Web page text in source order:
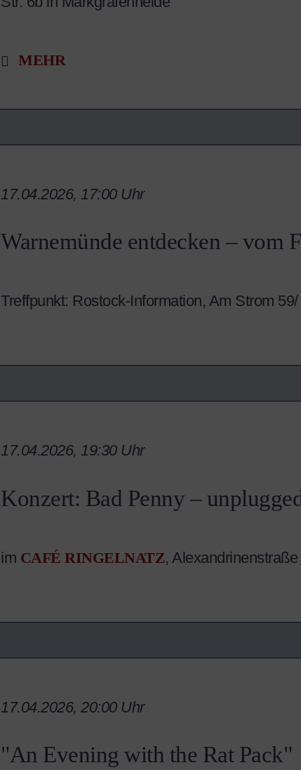
MEHR
Warnemünde entdecken – vom
17.04.2026, 17:00 Uhr
Treffpunkt: Rostock-Information, Am Strom
Konzert: Bad Penny –
17.04.2026, 19:30 Uhr
im CAFÉ RINGELNATZ, Alexandrinenstraße
"An Evening with the Rat Pack"
17.04.2026, 20:00 Uhr